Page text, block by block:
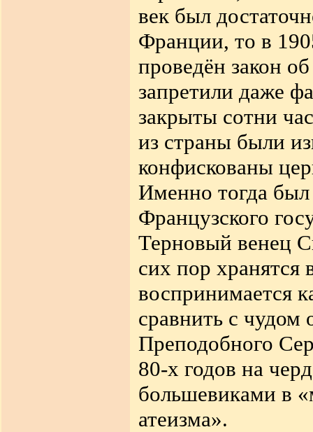
век был
Франции, то в
проведён закон
запретили даже
закрыты сотни
из страны были
конфискованы
Именно тогда
Французского
Терновый венец
сих пор
воспринимается
сравнить с
Преподобного
80-х годов на
большевиками в
атеизма».